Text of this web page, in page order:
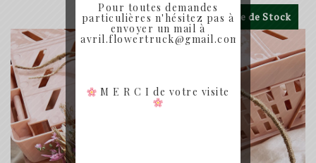
Rupture de Stock
Pour toutes demandes
particulières n'hésitez pas à
envoyer un mail à
avril.flowertruck@gmail.com
M E R C I de votre visite